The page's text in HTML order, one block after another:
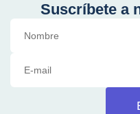
Suscríbete a